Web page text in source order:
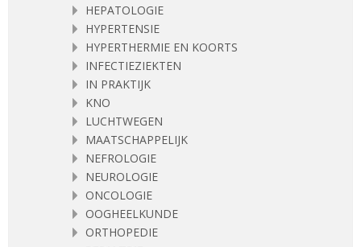
HEPATOLOGIE
HYPERTENSIE
HYPERTHERMIE EN KOORTS
INFECTIEZIEKTEN
IN PRAKTIJK
KNO
LUCHTWEGEN
MAATSCHAPPELIJK
NEFROLOGIE
NEUROLOGIE
ONCOLOGIE
OOGHEELKUNDE
ORTHOPEDIE